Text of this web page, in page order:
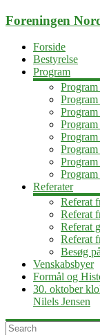
Skip
content
Foreningen
Forside
Bestyrelse
Program
Referater
Referat
Referat
Referat
Referat
Besøg
Venskabsbyer
Formål og
30. oktober
Nilels Jensen